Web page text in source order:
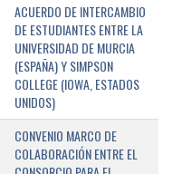
ACUERDO DE INTERCAMBIO
DE ESTUDIANTES ENTRE LA
UNIVERSIDAD DE MURCIA
(ESPAÑA) Y SIMPSON
COLLEGE (IOWA, ESTADOS
UNIDOS)
CONVENIO MARCO DE
COLABORACIÓN ENTRE EL